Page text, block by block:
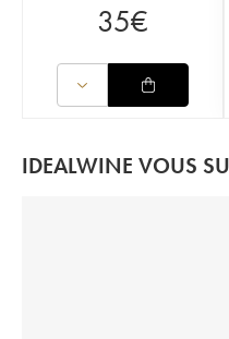
35€
IDEALWINE VOUS